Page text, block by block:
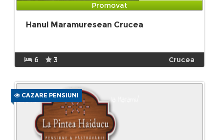
Promovat
Hanul Maramuresean Crucea
6 3 Crucea
CAZARE PENSIUNI